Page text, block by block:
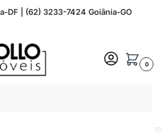
DF | (62) 3233-7424 Goiânia-GO
0